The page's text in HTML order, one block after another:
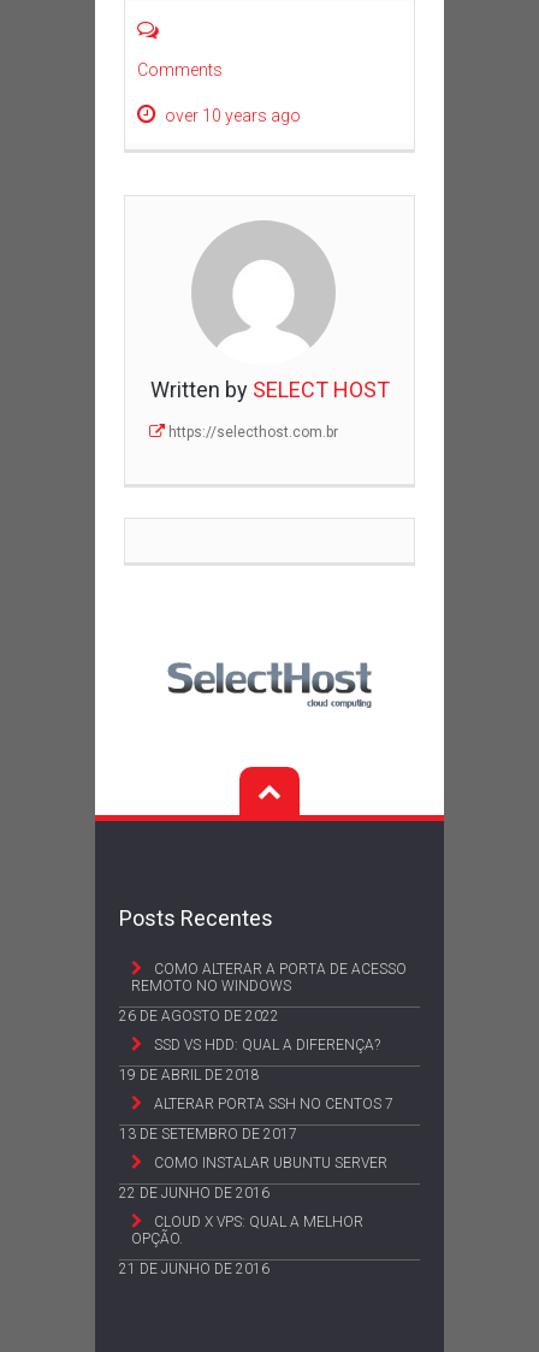
Comments
over 10 years ago
Written by SELECT HOST
https://selecthost.com.br
Posts Recentes
COMO ALTERAR A PORTA DE ACESSO
REMOTO NO WINDOWS
26 DE AGOSTO DE 2022
SSD VS HDD: QUAL A DIFERENÇA?
19 DE ABRIL DE 2018
ALTERAR PORTA SSH NO CENTOS 7
13 DE SETEMBRO DE 2017
COMO INSTALAR UBUNTU SERVER
22 DE JUNHO DE 2016
CLOUD X VPS: QUAL A MELHOR
OPÇÃO.
21 DE JUNHO DE 2016